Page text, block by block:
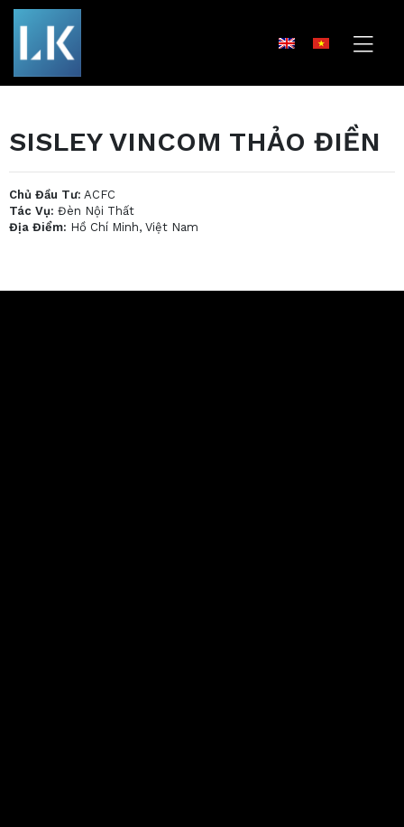
SISLEY VINCOM THẢO ĐIỀN
Chủ Đầu Tư: ACFC
Tác Vụ: Đèn Nội Thất
Địa Điểm: Hồ Chí Minh, Việt Nam